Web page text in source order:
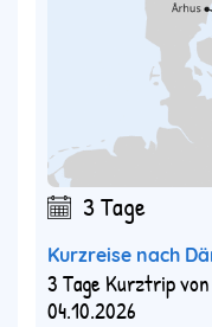
3 Tage
Kurzreise nach
3 Tage Kurztrip
04.10.2026